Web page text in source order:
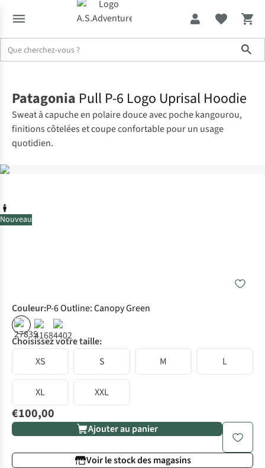
Nouveau
Patagonia Pull P-6 Logo Uprisal Hoodie
Sweat à capuche en polaire douce avec poche kangourou,
finitions côtelées et coupe confortable pour un usage
quotidien.
Couleur:P-6 Outline: Canopy Green
Choisissez votre taille:
XS
S M L
XL XXL
€100,00
Ajouter au panier
Voir le stock des magasins